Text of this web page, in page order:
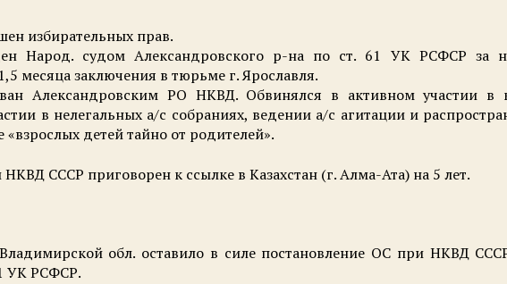
избирательных прав.
Народ. судом Александровского р-на по ст. 61 УК РСФСР за
месяца заключения в тюрьме г. Ярославля.
Александровским РО НКВД. Обвинялся в активном участии в
в нелегальных а/с собраниях, ведении а/с агитации и
детей тайно от родителей».
СССР приговорен к ссылке в Казахстан (г. Алма-Ата) на 5 лет.
обл. оставило в силе постановление ОС при НКВД
УК РСФСР.